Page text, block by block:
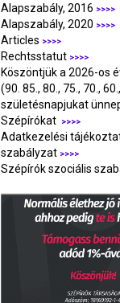
Alapszabály, 2016 >>>>
Alapszabály, 2020 >>>>
Articles >>>>
Rechtsstatut >>>>
Köszöntjük a 2026-os
(90. 85., 80., 75., 70.,
születésnapjukat
Szépírókat
>>>>
Adatkezelési
szabályzat >>>>
Szépírók szociális